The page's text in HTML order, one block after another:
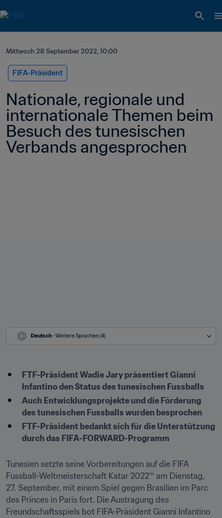
Mittwoch 28 September 2022, 10:00
FIFA-Präsident
Nationale, regionale und
internationale Themen beim
Besuch des tunesischen
Verbands angesprochen
Deutsch - Weitere Sprachen (4)
FTF-Präsident Wadie Jary präsentiert Gianni
Infantino den Status des tunesischen Fussballs
Auch Entwicklungsprojekte und die Förderung
des tunesischen Fussballs wurden besprochen
FTF-Präsident bedankt sich für die Unterstützung
durch das FIFA-FORWARD-Programm
Tunesien setzte seine Vorbereitungen auf die FIFA
Fussball-Weltmeisterschaft Katar 2022™ am Dienstag,
27. September, mit einem Spiel gegen Brasilien im Parc
des Princes in Paris fort. Die Austragung des
Freundschaftsspiels bot FIFA-Präsident Gianni Infantino